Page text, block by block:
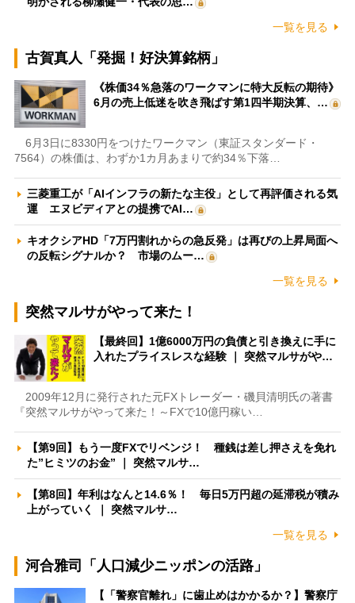
一覧を見る
古賀真人「発掘！好決算銘柄」
《株価34％急落のワークマンに特大反転の期待》
6月の売上低迷を吹き飛ばす第1四半期決算、…
6月3日に8330円をつけたワークマン（東証スタンダード・
7564）の株価は、わずか1カ月あまりで約34％下落…
三菱重工が「AIインフラの新たな主役」として再評価される気
運 エヌビディアとの提携でAI…
キオクシアHD「7万円割れからの急反発」は再びの上昇局面へ
の反転シグナルか？ 市場のムー…
一覧を見る
突然マルサがやって来た！
【最終回】1億6000万円の負債と引き換えに手に
入れたプライスレスな経験 ｜ 突然マルサがや…
2009年12月に発行された元FXトレーダー・磯貝清明氏の著書
『突然マルサがやって来た！～FXで10億円稼い…
【第9回】もう一度FXでリベンジ！ 種銭は差し押さえを免れ
た”ヒミツのお金” ｜ 突然マルサ…
【第8回】年利はなんと14.6％！ 毎日5万円超の延滞税が積み
上がっていく ｜ 突然マルサ…
一覧を見る
河合雅司「人口減少ニッポンの活路」
【「警察官離れ」に歯止めはかかるか？】警察庁